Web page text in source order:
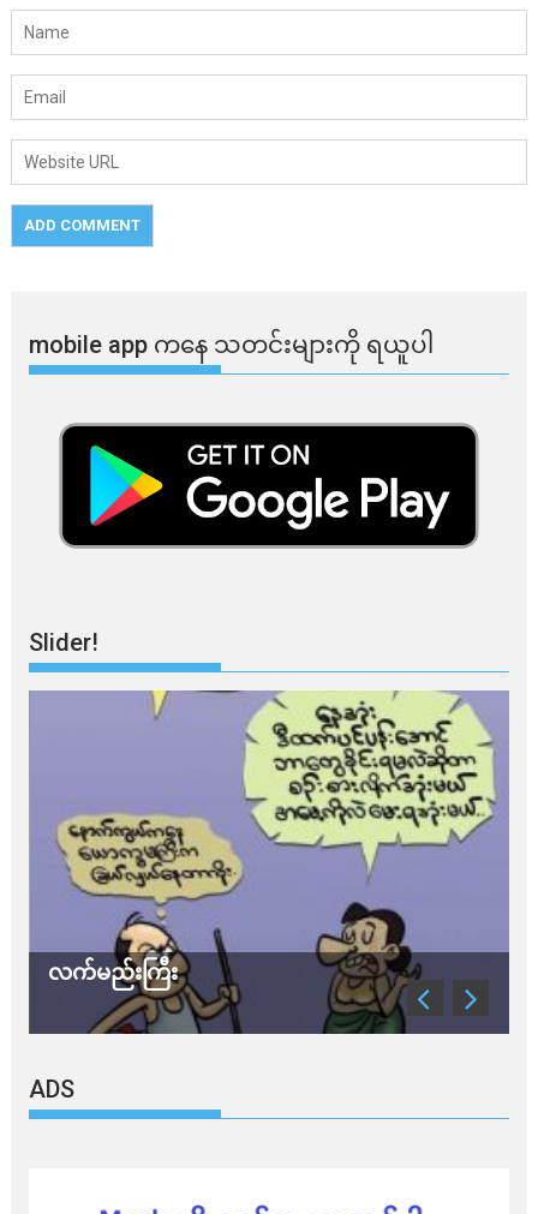
mobile app ​​ကနေ ​​သတင်းများကို ရယူပါ
Slider!
လက်မည်းကြီး
ADS